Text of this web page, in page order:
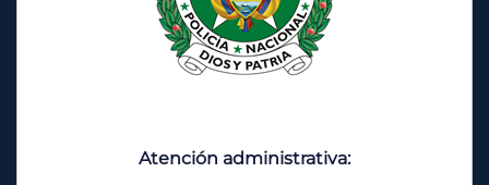
Atención administrativa: